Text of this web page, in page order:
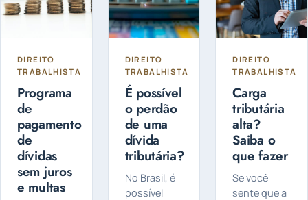
DIREITO
TRABALHISTA
Programa
de
pagamento
de
dívidas
sem juros
e multas
DIREITO
TRABALHISTA
É possível
o perdão
de uma
dívida
tributária?
No Brasil, é
possível
DIREITO
TRABALHISTA
Carga
tributária
alta?
Saiba o
que fazer
Se você
sente que a